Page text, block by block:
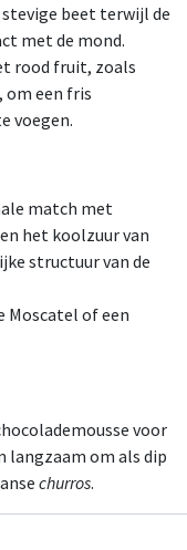
beet terwijl de
met de mond.
rood fruit, zoals
een fris
voegen.
match met
het koolzuur van
structuur van de
Moscatel of een
voor
langzaam om als dip
churros.